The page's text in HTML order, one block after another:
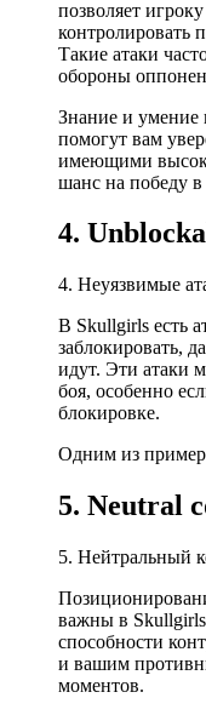
позволяет
контролировать
Такие атаки
обороны
Знание и умение
помогут вам
имеющими
шанс на победу
4.
4. Неуязвимые
В Skullgirls есть
заблокировать,
идут. Эти атаки
боя, особенно
блокировке.
Одним из
5. Neutral
5. Нейтральный
важны в
способности
и вашим
моментов.